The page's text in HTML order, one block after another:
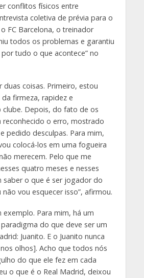
conflitos físicos entre
coletiva de prévia para o
FC Barcelona, o treinador
todos os problemas e garantiu
por tudo o que acontece” no
duas coisas. Primeiro, estou
firmeza, rapidez e
clube. Depois, do fato de os
o erro, mostrado
pedido desculpas. Para mim,
colocá-los em uma fogueira
merecem. Pelo que me
quatro meses e nesses
saber o que é ser jogador do
não vou esquecer isso”, afirmou.
exemplo. Para mim, há um
do que deve ser um
Juanito. E o Juanito nunca
olhos]. Acho que todos nós
do que ele fez em cada
o que é o Real Madrid, deixou